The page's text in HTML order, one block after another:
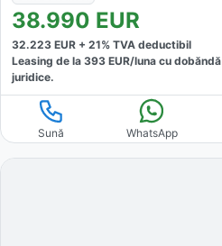
38.990 EUR
32.223 EUR + 21% TVA deductibil
Leasing de la 393 EUR/luna cu dobăndă
juridice.
Sună WhatsApp